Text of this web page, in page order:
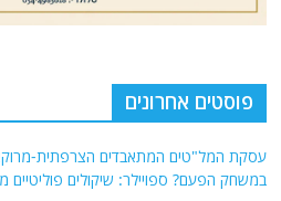
פוסטים אחרונים
עסקת המל"טים המתאבדים הצרפתית-
במשחק הפעם? ספויילר: שיקולים פוליטיים